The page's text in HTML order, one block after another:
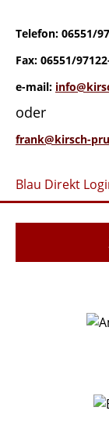
Telefon: 06551/
Fax: 06551/
e-mail:
oder
frank@kirsch-
Blau Direkt